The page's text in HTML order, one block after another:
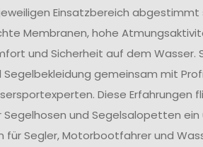
Einsatzbereich abgestimmt
Membranen, hohe
und Sicherheit auf dem Wasser.
gemeinsam mit
Diese Erfahrungen
Segelhosen und Segelsalopetten
für Segler, Motorbootfahrer und